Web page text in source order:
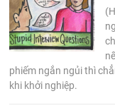
phiếm ngắn ngủi thì
khi khởi nghiệp.